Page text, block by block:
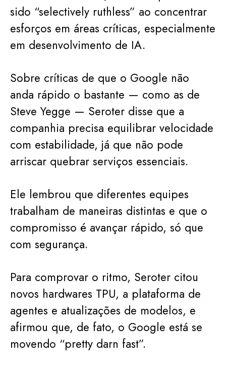
sido “selectively ruthless” ao concentrar
esforços em áreas críticas, especialmente
em desenvolvimento de IA.
Sobre críticas de que o Google não
anda rápido o bastante — como as de
Steve Yegge — Seroter disse que a
companhia precisa equilibrar velocidade
com estabilidade, já que não pode
arriscar quebrar serviços essenciais.
Ele lembrou que diferentes equipes
trabalham de maneiras distintas e que o
compromisso é avançar rápido, só que
com segurança.
Para comprovar o ritmo, Seroter citou
novos hardwares TPU, a plataforma de
agentes e atualizações de modelos, e
afirmou que, de fato, o Google está se
movendo “pretty darn fast”.